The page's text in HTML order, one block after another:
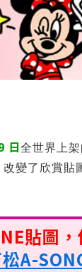
日全世界上
變了欣賞貼
貼圖
A-